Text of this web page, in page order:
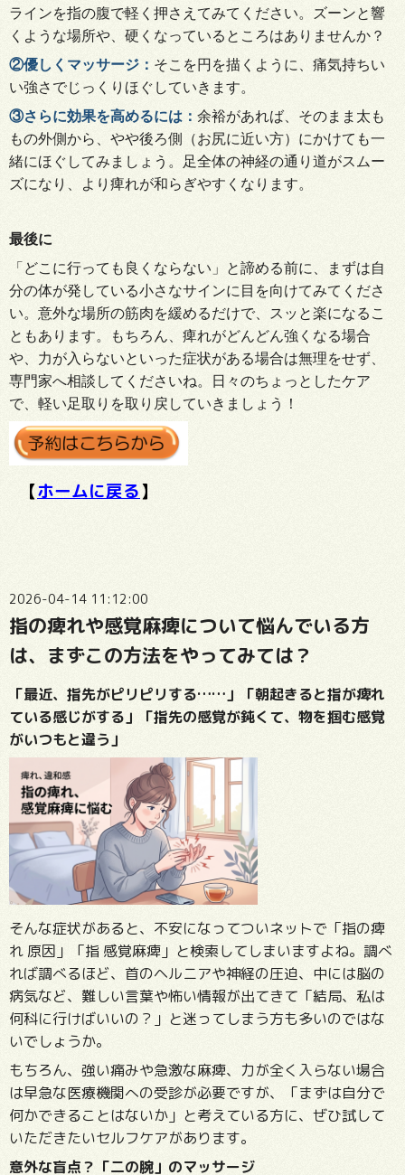
ラインを指の腹で軽く押さえてみてください。ズーンと響
くような場所や、硬くなっているところはありませんか ？
②優しくマッサージ ： そこ を円を描くように、痛気持ちい
い強さでじっくりほぐしていきます。
③さらに効果を高めるには ： 余裕があれば、そのまま太も
もの外側から、やや後ろ側（お尻に近い方）にかけても一
緒にほぐしてみましょう。足全体の神経の通り道がスムー
ズになり、より痺れが和らぎやすくなります。
最後に
「 どこに行っても良くならない」と諦める前に、まずは自
分の体が発している小さなサインに目を向けてみてくださ
い。意外な場所の筋肉を緩めるだけで、スッと楽になるこ
ともあります。もちろん、痺れがどんどん強くなる場合
や、力が入らないといった症状がある場合は無理をせず、
専門家へ相談してくださいね。日々のちょっとしたケア
で、軽い足取りを取り戻していきましょう！
【ホームに戻る】
2026-04-14 11:12:00
指の痺れや感覚麻痺について悩んでいる方
は、まずこの方法をやってみては？
「最近、指先がピリピリする……」「朝起きると指が痺れ
ている感じがする」「指先の感覚が鈍くて、物を掴む感覚
がいつもと違う」
そんな症状があると、不安になってついネットで「指の痺
れ 原因」「指 感覚麻痺」と検索してしまいますよね。調べ
れば調べるほど、首のヘルニアや神経の圧迫、中には脳の
病気など、難しい言葉や怖い情報が出てきて「結局、私は
何科に行けばいいの？」と迷ってしまう方も多いのではな
いでしょうか。
もちろん、強い痛みや急激な麻痺、力が全く入らない場合
は早急な医療機関への受診が必要ですが、「まずは自分で
何かできることはないか」と考えている方に、ぜひ試して
いただきたいセルフケアがあります。
意外な盲点？「二の腕」のマッサージ